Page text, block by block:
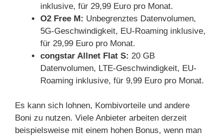
inklusive, für 29,99 Euro pro Monat.
O2 Free M: Unbegrenztes Datenvolumen,
5G-Geschwindigkeit, EU-Roaming inklusive,
für 29,99 Euro pro Monat.
congstar Allnet Flat S: 20 GB
Datenvolumen, LTE-Geschwindigkeit, EU-
Roaming inklusive, für 9,99 Euro pro Monat.
Es kann sich lohnen, Kombivorteile und andere
Boni zu nutzen. Viele Anbieter arbeiten derzeit
beispielsweise mit einem hohen Bonus, wenn man